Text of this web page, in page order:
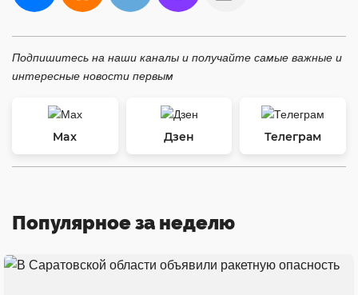
Подпишитесь на наши каналы и получайте самые важные и
интересные новости первым
Max Дзен Телеграм
Популярное за неделю